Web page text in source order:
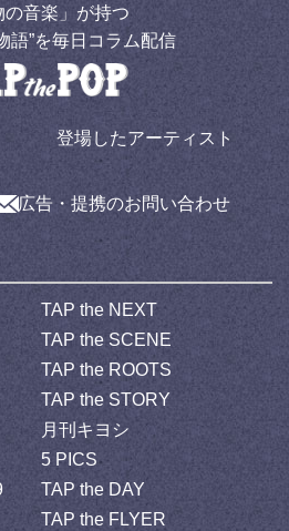
の音楽」が持つ
語”を毎日コラム配信
登場したアーティスト
広告・提携のお問い合わせ
TAP the NEXT
TAP the SCENE
TAP the ROOTS
TAP the STORY
月刊キヨシ
5 PICS
TAP the DAY
TAP the FLYER